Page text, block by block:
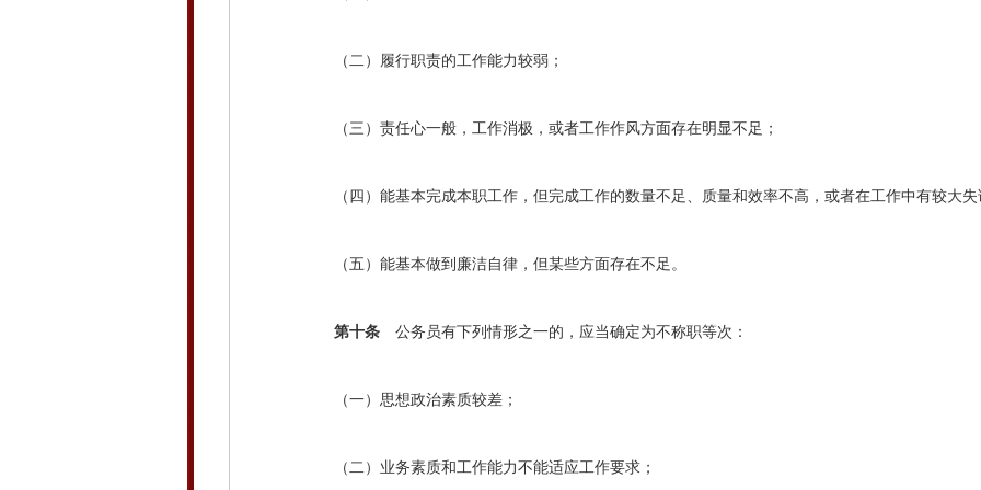
（二）履行职责的工作能力较弱；
（三）责任心一般，工作消极，或者工作作风方面存在明显不足；
（四）能基本完成本职工作，但完成工作的数量不足、质量和效率不高，或者在工作中有较大失
（五）能基本做到廉洁自律，但某些方面存在不足。
第十条公务员有下列情形之一的，应当确定为不称职等次：
（一）思想政治素质较差；
（二）业务素质和工作能力不能适应工作要求；